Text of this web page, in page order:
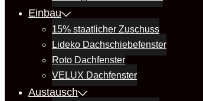
Einbau
15% staatlicher Zuschuss
Lideko Dachschiebefenster
Roto Dachfenster
VELUX Dachfenster
Austausch